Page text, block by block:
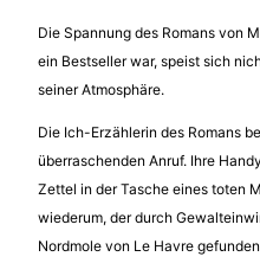
Die Spannung des Romans von
ein Bestseller war, speist sich
seiner Atmosphäre.
Die Ich-Erzählerin des Romans
überraschenden Anruf. Ihre
Zettel in der Tasche eines toten
wiederum, der durch
Nordmole von Le Havre